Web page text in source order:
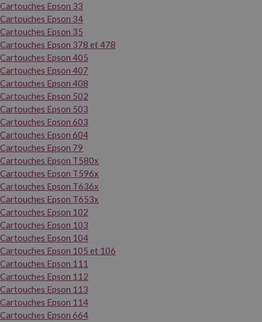
Cartouches Epson 33
Cartouches Epson 34
Cartouches Epson 35
Cartouches Epson 378 et 478
Cartouches Epson 405
Cartouches Epson 407
Cartouches Epson 408
Cartouches Epson 502
Cartouches Epson 503
Cartouches Epson 603
Cartouches Epson 604
Cartouches Epson 79
Cartouches Epson T580x
Cartouches Epson T596x
Cartouches Epson T636x
Cartouches Epson T653x
Cartouches Epson 102
Cartouches Epson 103
Cartouches Epson 104
Cartouches Epson 105 et 106
Cartouches Epson 111
Cartouches Epson 112
Cartouches Epson 113
Cartouches Epson 114
Cartouches Epson 664